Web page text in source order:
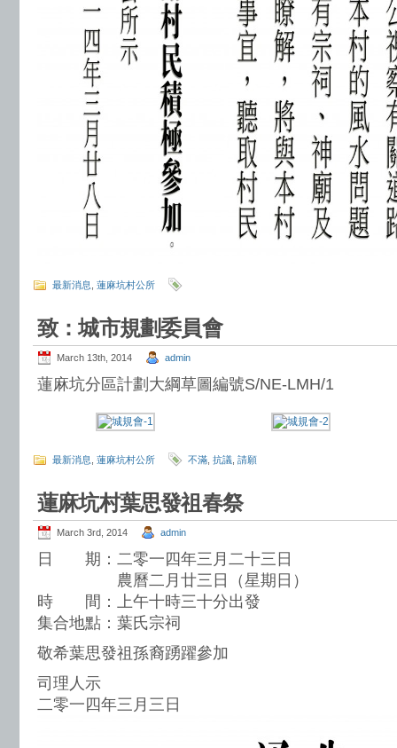
最新消息 蓮麻坑村公所
致：城市規劃委員會
March 13th, 2014 admin
蓮麻坑分區計劃大綱草圖編號S/NE-LMH/1
最新消息 蓮麻坑村公所 不滿 抗議 請願
蓮麻坑村葉思發祖春祭
March 3rd, 2014 admin
日 期：二零一四年三月二十三日
農曆二月廿三日（星期日）
時 間：上午十時三十分出發
集合地點：葉氏宗祠
敬希葉思發祖孫裔踴躍參加
司理人示
二零一四年三月三日